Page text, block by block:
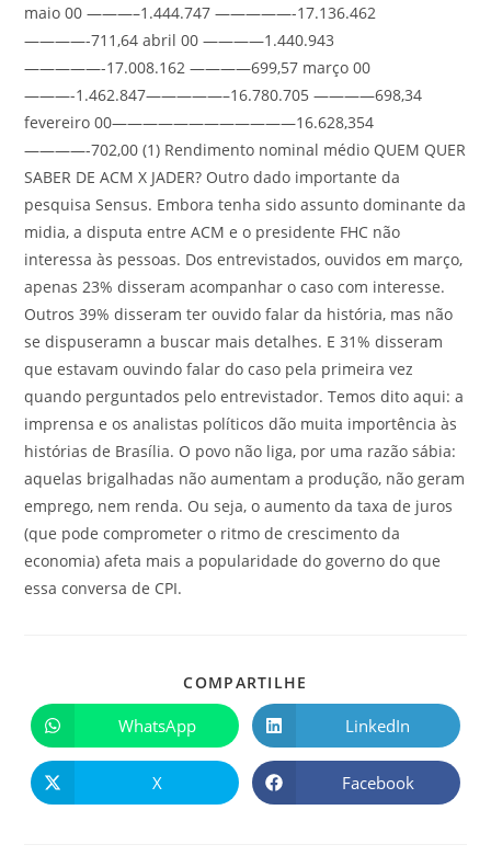
maio 00 ———–1.444.747 —————-17.136.462
————-711,64 abril 00 ————1.440.943
—————-17.008.162 ————699,57 março 00
———-1.462.847—————–16.780.705 ————698,34
fevereiro 00————————————16.628,354
————-702,00 (1) Rendimento nominal médio QUEM QUER
SABER DE ACM X JADER? Outro dado importante da
pesquisa Sensus. Embora tenha sido assunto dominante da
midia, a disputa entre ACM e o presidente FHC não
interessa às pessoas. Dos entrevistados, ouvidos em março,
apenas 23% disseram acompanhar o caso com interesse.
Outros 39% disseram ter ouvido falar da história, mas não
se dispuseramn a buscar mais detalhes. E 31% disseram
que estavam ouvindo falar do caso pela primeira vez
quando perguntados pelo entrevistador. Temos dito aqui: a
imprensa e os analistas políticos dão muita importência às
histórias de Brasília. O povo não liga, por uma razão sábia:
aquelas brigalhadas não aumentam a produção, não geram
emprego, nem renda. Ou seja, o aumento da taxa de juros
(que pode comprometer o ritmo de crescimento da
economia) afeta mais a popularidade do governo do que
essa conversa de CPI.
COMPARTILHE
WhatsApp LinkedIn
X Facebook